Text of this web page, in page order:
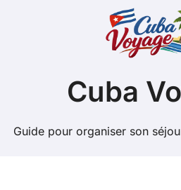
Cuba
Guide pour organiser son